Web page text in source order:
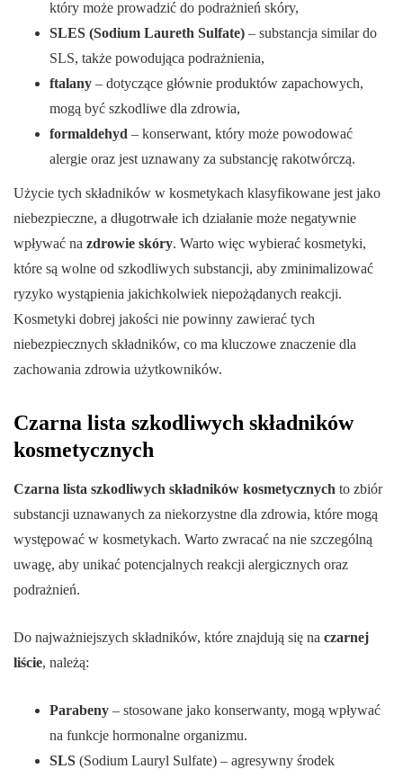
który może prowadzić do podrażnień skóry,
SLES (Sodium Laureth Sulfate) – substancja similar do
SLS, także powodująca podrażnienia,
ftalany – dotyczące głównie produktów zapachowych,
mogą być szkodliwe dla zdrowia,
formaldehyd – konserwant, który może powodować
alergie oraz jest uznawany za substancję rakotwórczą.
Użycie tych składników w kosmetykach klasyfikowane jest jako
niebezpieczne, a długotrwałe ich działanie może negatywnie
wpływać na zdrowie skóry. Warto więc wybierać kosmetyki,
które są wolne od szkodliwych substancji, aby zminimalizować
ryzyko wystąpienia jakichkolwiek niepożądanych reakcji.
Kosmetyki dobrej jakości nie powinny zawierać tych
niebezpiecznych składników, co ma kluczowe znaczenie dla
zachowania zdrowia użytkowników.
Czarna lista szkodliwych składników
kosmetycznych
Czarna lista szkodliwych składników kosmetycznych to zbiór
substancji uznawanych za niekorzystne dla zdrowia, które mogą
występować w kosmetykach. Warto zwracać na nie szczególną
uwagę, aby unikać potencjalnych reakcji alergicznych oraz
podrażnień.
Do najważniejszych składników, które znajdują się na czarnej
liście, należą:
Parabeny – stosowane jako konserwanty, mogą wpływać
na funkcje hormonalne organizmu.
SLS (Sodium Lauryl Sulfate) – agresywny środek